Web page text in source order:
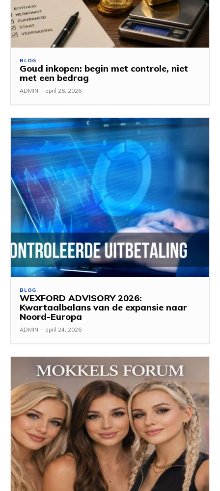
BLOG
Goud inkopen: begin met controle, niet
met een bedrag
ADMIN - april 26, 2026
BLOG
WEXFORD ADVISORY 2026:
Kwartaalbalans van de expansie naar
Noord-Europa
ADMIN - april 24, 2026